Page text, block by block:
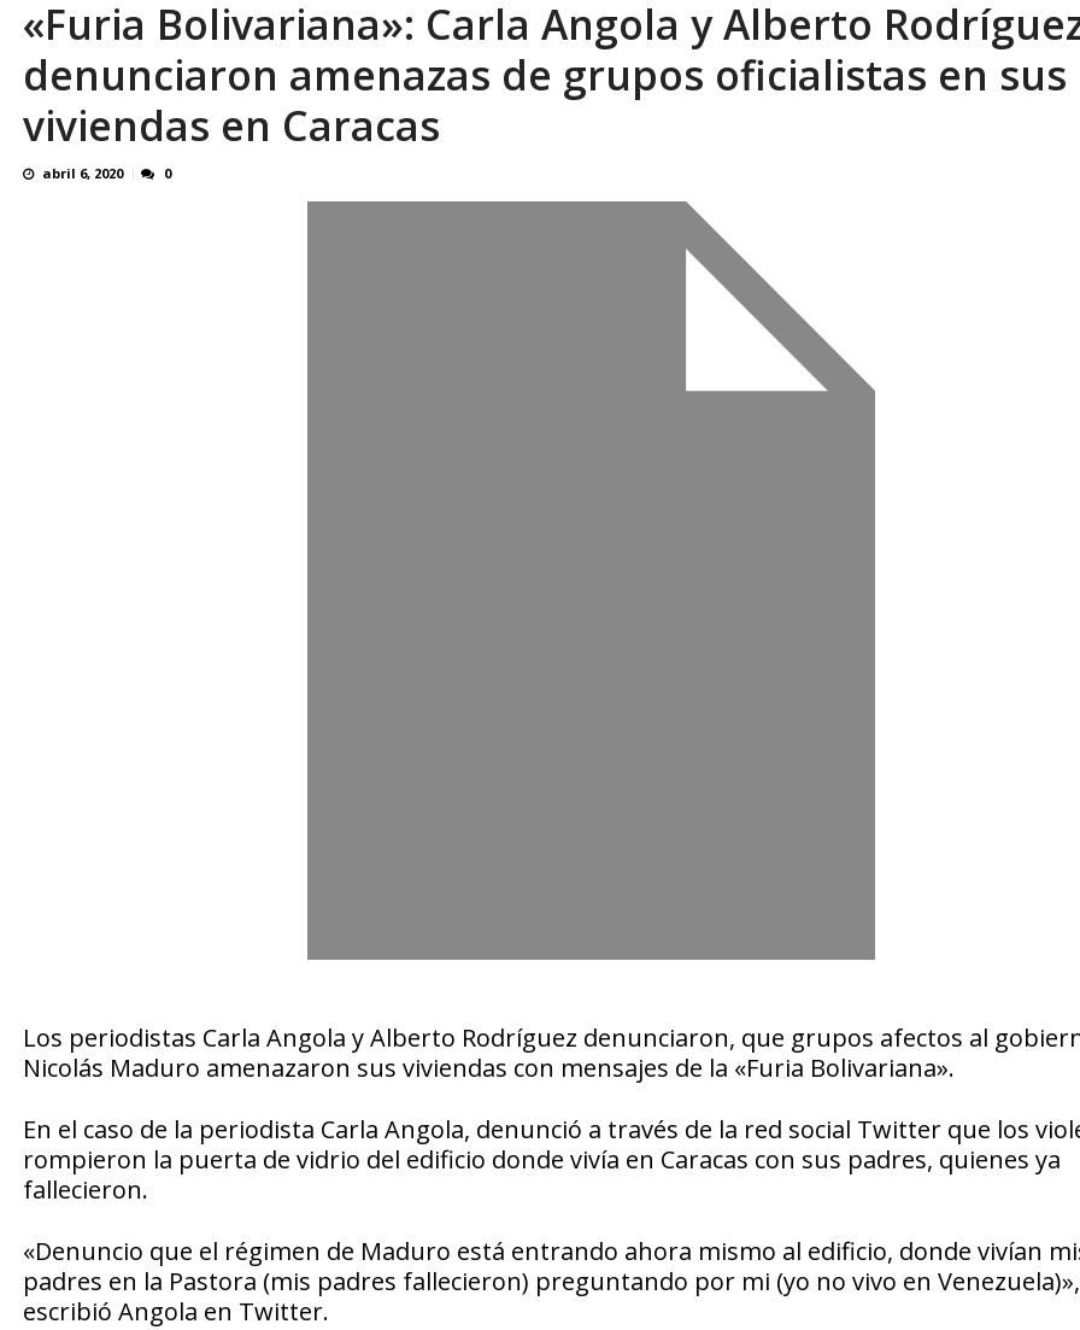
En 8 meses «876 horas de apagones» El desbastador costo del colapso eléctrico en... AGOSTO 7, 2026
«Furia Bolivariana»: Carla Angola y Alberto
denunciaron amenazas de grupos oficialistas en sus
viviendas en Caracas
abril 6, 2020 0
Los periodistas Carla Angola y Alberto Rodríguez denunciaron, que grupos afectos al
Nicolás Maduro amenazaron sus viviendas con mensajes de la «Furia Bolivariana».
En el caso de la periodista Carla Angola, denunció a través de la red social Twitter que los
rompieron la puerta de vidrio del edificio donde vivía en Caracas con sus padres, quienes ya
fallecieron.
«Denuncio que el régimen de Maduro está entrando ahora mismo al edificio, donde vivían
padres en la Pastora (mis padres fallecieron) preguntando por mi (yo no vivo en Venezuela)»,
escribió Angola en Twitter.